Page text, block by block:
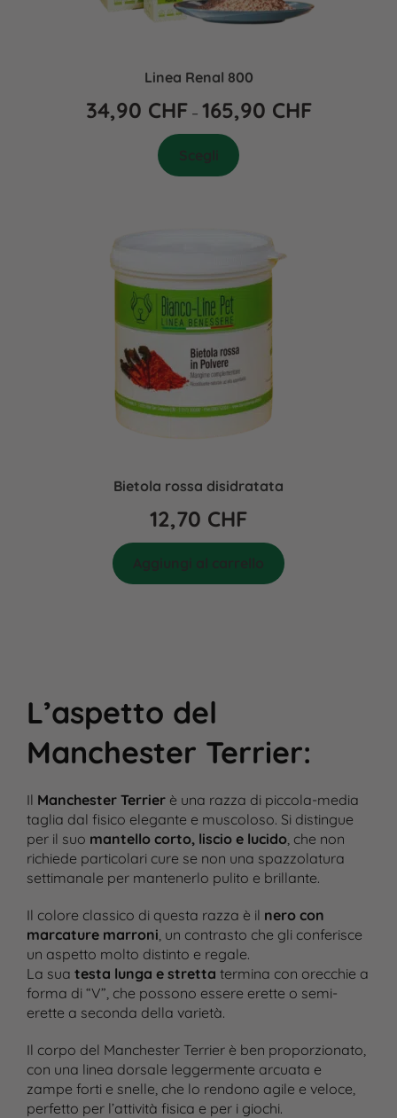
Linea Renal 800
34,90 CHF – 165,90 CHF
Bietola rossa disidratata
12,70 CHF
L’aspetto del
Manchester Terrier:
Il Manchester Terrierè una razza di piccola-media
taglia dal fisico elegante e muscoloso. Si distingue
per il suo mantello corto, liscio e lucido, che non
richiede particolari cure se non una spazzolatura
settimanale per mantenerlo pulito e brillante​.
Il colore classico di questa razza è il nero con
marcature marroni, un contrasto che gli conferisce
un aspetto molto distinto e regale.
La sua testa lunga e stretta termina con orecchie a
forma di “V”, che possono essere erette o semi-
erette a seconda della varietà​.
Il corpo del Manchester Terrier è ben proporzionato,
con una linea dorsale leggermente arcuata e
zampe forti e snelle, che lo rendono agile e veloce,
perfetto per l’attività fisica e per i giochi​.